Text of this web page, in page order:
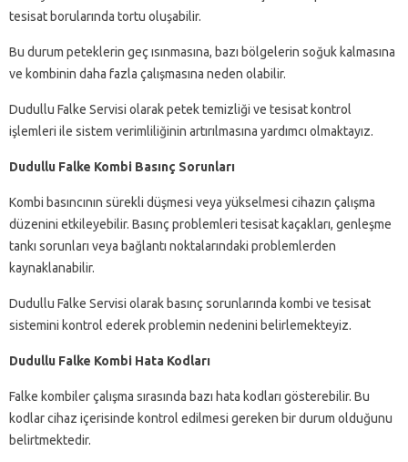
tesisat borularında tortu oluşabilir.
Bu durum peteklerin geç ısınmasına, bazı bölgelerin soğuk kalmasına
ve kombinin daha fazla çalışmasına neden olabilir.
Dudullu Falke Servisi olarak petek temizliği ve tesisat kontrol
işlemleri ile sistem verimliliğinin artırılmasına yardımcı olmaktayız.
Dudullu Falke Kombi Basınç Sorunları
Kombi basıncının sürekli düşmesi veya yükselmesi cihazın çalışma
düzenini etkileyebilir. Basınç problemleri tesisat kaçakları, genleşme
tankı sorunları veya bağlantı noktalarındaki problemlerden
kaynaklanabilir.
Dudullu Falke Servisi olarak basınç sorunlarında kombi ve tesisat
sistemini kontrol ederek problemin nedenini belirlemekteyiz.
Dudullu Falke Kombi Hata Kodları
Falke kombiler çalışma sırasında bazı hata kodları gösterebilir. Bu
kodlar cihaz içerisinde kontrol edilmesi gereken bir durum olduğunu
belirtmektedir.